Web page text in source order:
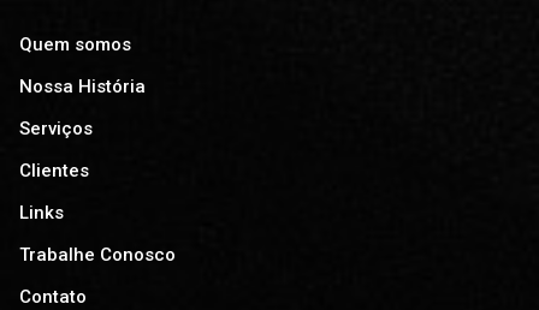
Quem somos
Nossa História
Serviços
Clientes
Links
Trabalhe Conosco
Contato